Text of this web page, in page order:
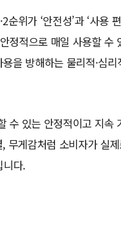
위가 ‘안전성’과 ‘사용
정적으로 매일 사용할 수
을 방해하는 물리적·심
수 있는 안정적이고 지속
무게감처럼 소비자가 실
니다.